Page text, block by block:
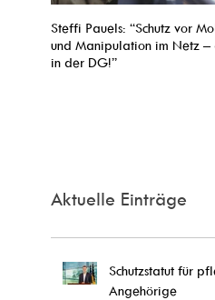
Steffi Pauels: “Schutz vor
und Manipulation im Netz –
in der DG!”
Aktuelle Einträge
Schutzstatut für
Angehörige